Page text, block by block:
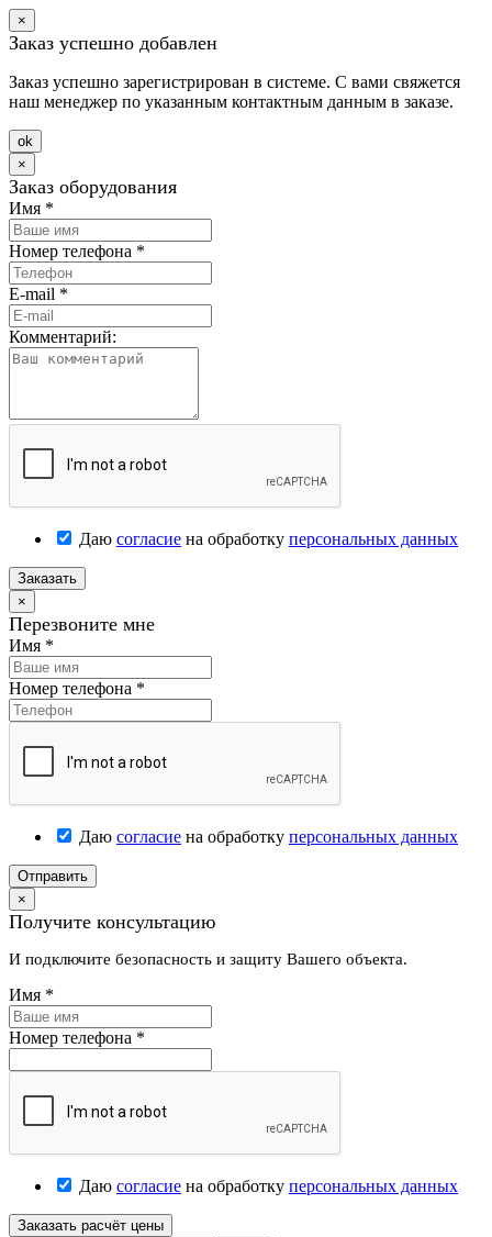
×
Заказ успешно добавлен
Заказ успешно зарегистрирован в системе. С вами свяжется
наш менеджер по указанным контактным данным в заказе.
оk
×
Заказ оборудования
Имя *
Номер телефона *
E-mail *
Комментарий:
Даю согласие на обработку персональных данных
Заказать
×
Перезвоните мне
Имя *
Номер телефона *
Даю согласие на обработку персональных данных
Отправить
×
Получите консультацию
И подключите безопасность и защиту Вашего объекта.
Имя *
Номер телефона *
Даю согласие на обработку персональных данных
Заказать расчёт цены